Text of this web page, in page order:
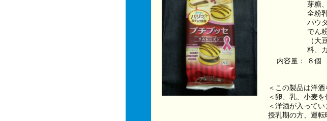
芽糖
全粉
パウ
でん
（大
料、
内容量：
８個
＜この製品は洋
＜卵、乳、小麦
＜洋酒が入って
授乳期の方、運